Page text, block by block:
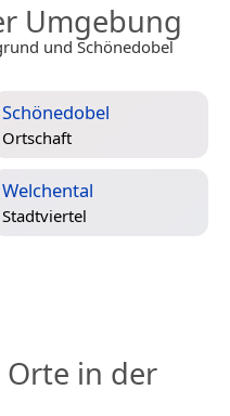
Umgebung
und Schönedobel
Schönedobel
Ortschaft
Welchental
Stadtviertel
in der